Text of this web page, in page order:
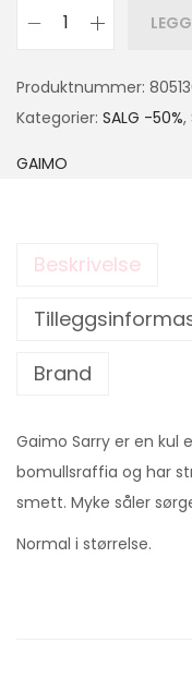
Produktnummer:
Kategorier: SALG -50%,
GAIMO
Beskrivelse
Brand
Gaimo Sarry er en kul
bomullsraffia og har
smett. Myke såler
Normal i størrelse.